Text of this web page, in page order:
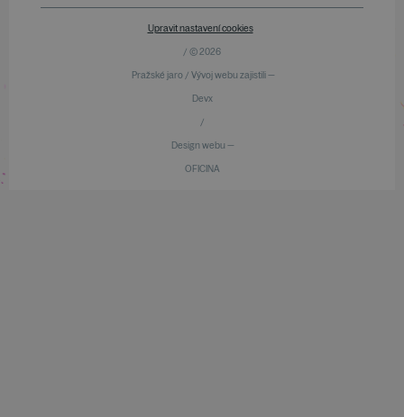
Upravit nastavení cookies
/ © 2026
Pražské jaro / Vývoj webu zajistili —
Devx
/
Design webu —
OFICINA